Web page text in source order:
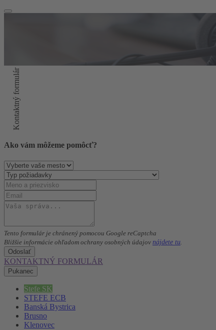
Kontaktný formulár
Ako vám môžeme pomôcť?
Tento formulár je chránený pomocou Google reCaptcha
Bližšie informácie ohľadom ochrany osobných údajov nájdete tu
Odoslať
KONTAKTNÝ FORMULÁR
Pukanec
Stefe SK
STEFE ECB
Banská Bystrica
Brusno
Klenovec